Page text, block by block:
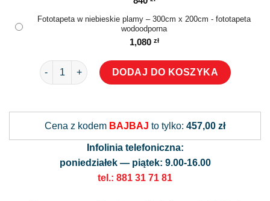
Fototapeta w niebieskie plamy – 300cm x 200cm - fototapeta
wodoodporna
1,080 zł
ilość Fototapeta w niebieskie plamy
DODAJ DO KOSZYKA
Cena z kodem BAJBAJ to tylko: 457,00 zł
Infolinia telefoniczna:
poniedziałek — piątek: 9.00-16.00
tel.: 881 31 71 81